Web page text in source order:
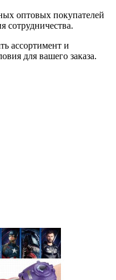
оптовых покупателей
сотрудничества.
ассортимент и
для вашего заказа.